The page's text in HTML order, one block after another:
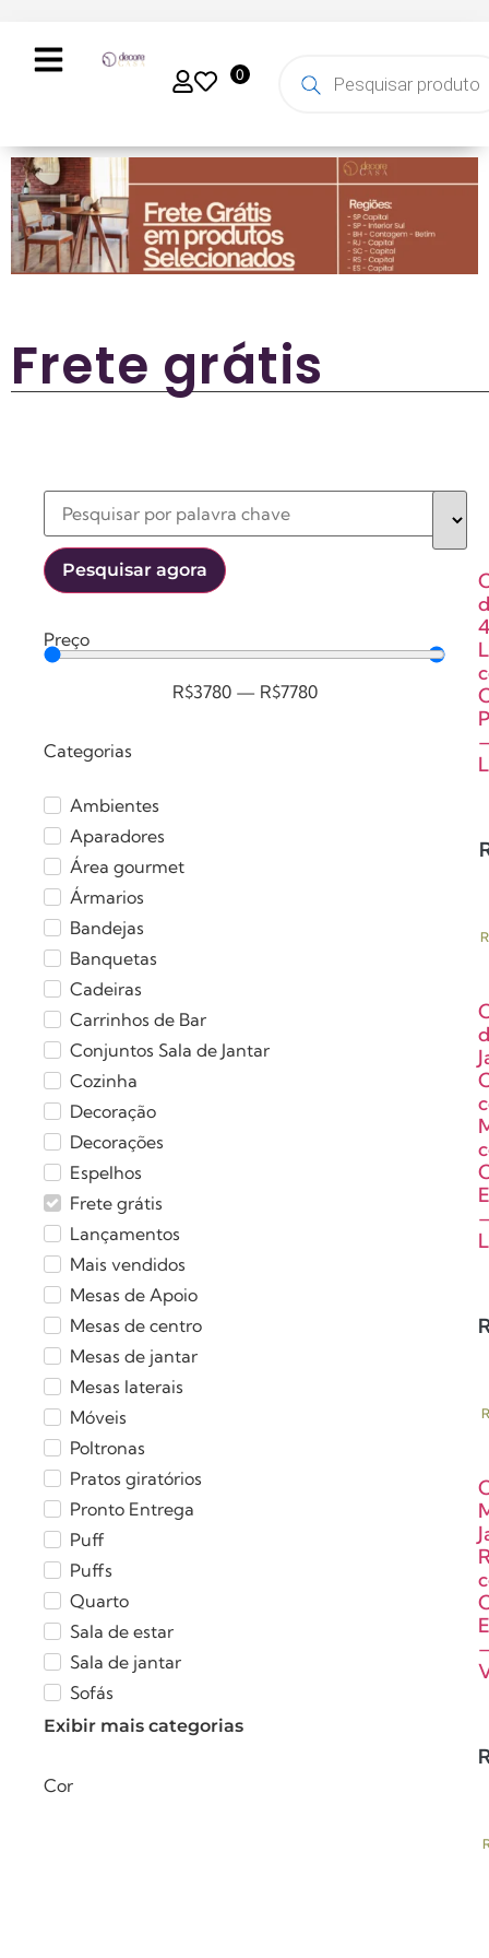
0
Frete grátis
Pesquisar agora
Preço
R$3780— R$7780
Categorias
Ambientes
Aparadores
Área gourmet
Ármarios
Bandejas
Banquetas
Cadeiras
Carrinhos de Bar
Conjuntos Sala de Jantar
Cozinha
Decoração
Decorações
Espelhos
Frete grátis
Lançamentos
Mais vendidos
Mesas de Apoio
Mesas de centro
Mesas de jantar
Mesas laterais
Móveis
Poltronas
Pratos giratórios
Pronto Entrega
Puff
Puffs
Quarto
Sala de estar
Sala de jantar
Sofás
Exibir mais categorias
Cor
4